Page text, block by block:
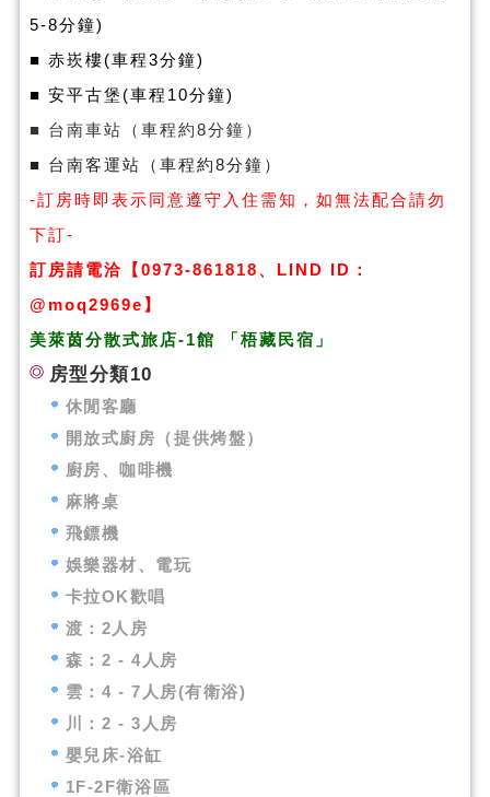
5-8分鐘)
■ 赤崁樓(車程3分鐘)
■ 安平古堡(車程10分鐘)
■ 台南車站（車程約8分鐘）
■ 台南客運站（車程約8分鐘）
-訂房時即表示同意遵守入住需知，如無法配合請勿
下訂-
訂房請電洽【0973-861818、LIND ID：
@moq2969e】
美萊茵分散式旅店-1館
「梧藏民宿」
房型分類10
休閒客廳
開放式廚房（提供烤盤）
廚房、咖啡機
麻將桌
飛鏢機
娛樂器材、電玩
卡拉OK歡唱
渡：2人房
森：2 - 4人房
雲：4 - 7人房(有衛浴)
川：2 - 3人房
嬰兒床-浴缸
1F-2F衛浴區